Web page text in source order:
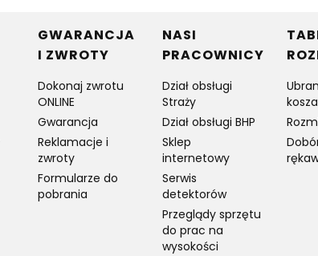
GWARANCJA
I ZWROTY
Dokonaj zwrotu
ONLINE
Gwarancja
Reklamacje i
zwroty
Formularze do
pobrania
NASI
PRACOWNICY
Dział obsługi
Straży
Dział obsługi BHP
Sklep
internetowy
Serwis
detektorów
Przeglądy sprzętu
do prac na
wysokości